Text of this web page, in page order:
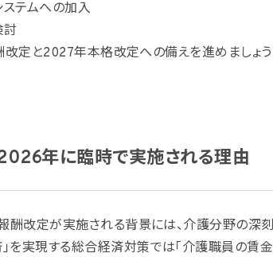
テムへの加入
討
定と2027年本格改定への備えを進めましょう
年に臨時で実施される理由
改定が実施される背景には、介護分野の深
を実現する総合経済対策では「介護職員の賃